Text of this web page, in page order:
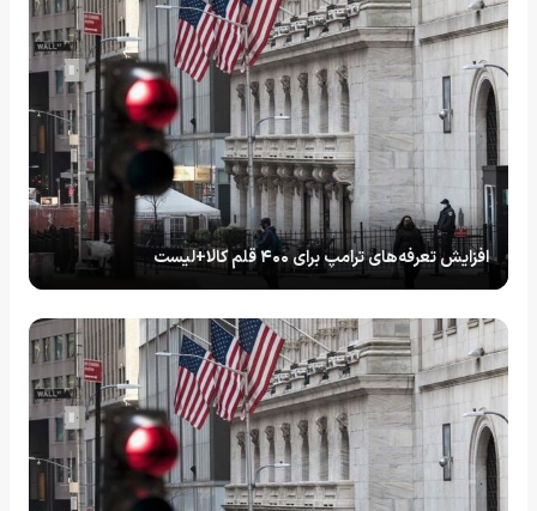
افزایش تعرفه‌های ترامپ برای ۴۰۰ قلم کالا+لیست